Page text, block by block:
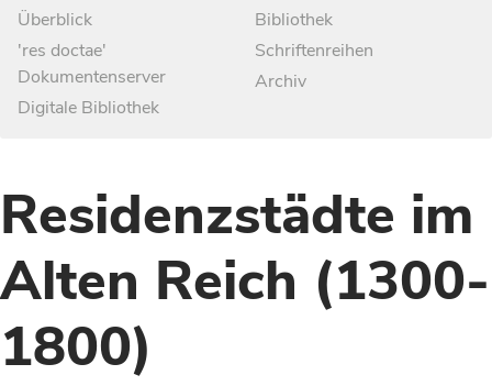
Überblick
'res doctae'
Dokumentenserver
Digitale Bibliothek
Bibliothek
Schriftenreihen
Archiv
Residenzstädte im
Alten Reich (1300-
1800)